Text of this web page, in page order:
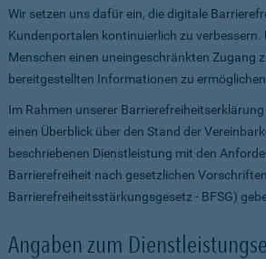
Wir setzen uns dafür ein, die digitale
Kundenportalen kontinuierlich zu verbessern.
Menschen einen uneingeschränkten Zugang
bereitgestellten Informationen zu
Im Rahmen unserer
einen Überblick über den Stand der
beschriebenen Dienstleistung mit den
Barrierefreiheit nach gesetzlichen
Barrierefreiheitsstärkungsgesetz - BFSG)
Angaben zum